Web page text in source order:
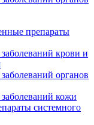
препараты
крови и
органов
кожи
системного